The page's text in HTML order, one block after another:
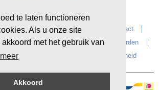
te laten functioneren
Als u onze site
met het gebruik van
Akkoord
Transeurope Vacatures
Contact
Extras
Reisvoorwaarden
Duurzaamheid